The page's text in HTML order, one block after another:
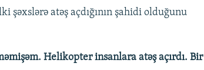
atəş açdığının şahidi olduğunu
Helikopter insanlara atəş açırdı. Bir